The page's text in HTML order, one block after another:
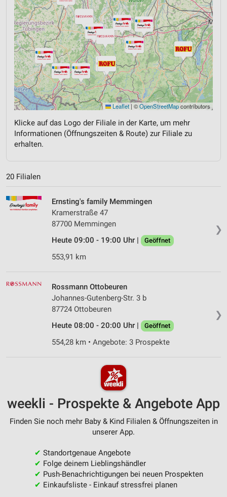
Leaflet | ©OpenStreetMapcontributors
Klicke auf das Logo der Filiale in der Karte, um mehr
Informationen (Öffnungszeiten & Route) zur Filiale zu
erhalten.
20 Filialen
❯
Ernsting's family Memmingen
Kramerstraße 47
87700 Memmingen
Heute 09:00 - 19:00 Uhr |
Geöffnet
553,91 km
❯
Rossmann Ottobeuren
Johannes-Gutenberg-Str. 3 b
87724 Ottobeuren
Heute 08:00 - 20:00 Uhr |
Geöffnet
554,28 km • Angebote: 3 Prospekte
weekli - Prospekte & Angebote App
Finden Sie noch mehr Baby & Kind Filialen & Öffnungszeiten in
unserer App.
✔ Standortgenaue Angebote
✔ Folge deinem Lieblingshändler
✔ Push-Benachrichtigungen bei neuen Prospekten
✔ Einkaufsliste - Einkauf stressfrei planen